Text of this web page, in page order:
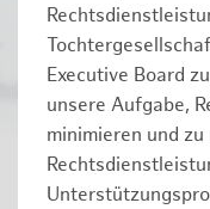
Executive Board
unsere Aufgabe,
minimieren und